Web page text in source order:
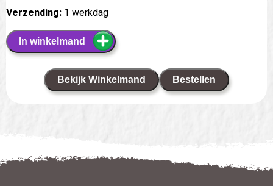
Verzending: 1 werkdag
In winkelmand
Bekijk Winkelmand Bestellen